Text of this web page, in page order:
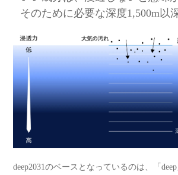
そのために必要な深度1,500m以
deep2031のベースとなっているのは、「